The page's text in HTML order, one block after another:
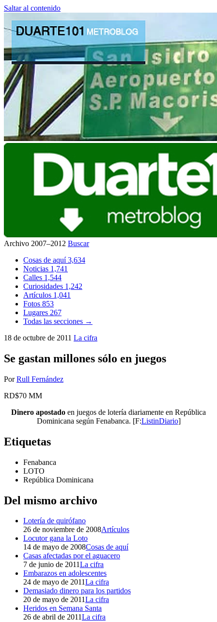
Saltar al contenido
Archivo 2007–2012 Buscar
Cosas de aquí3,634
Noticias 1,741
Calles 1,544
Curiosidades 1,242
Artículos 1,041
Fotos 853
Lugares 267
Todas las secciones →
18 de octubre de 2011 La cifra
Se gastan millones sólo en juegos
PorRull Fernández
RD$70 MM
Dinero apostado en juegos de lotería diariamente en República
Dominicana según Fenabanca. [F:ListinDiario]
Etiquetas
Fenabanca
LOTO
República Dominicana
Del mismo archivo
Lotería de quirófano
26 de noviembre de 2008Artículos
Locutor gana la Loto
14 de mayo de 2008Cosas de aquí
Casas afectadas por el aguacero
7 de junio de 2011La cifra
Embarazos en adolescentes
24 de mayo de 2011La cifra
Demasiado dinero para los partidos
20 de mayo de 2011La cifra
Heridos en Semana Santa
26 de abril de 2011La cifra